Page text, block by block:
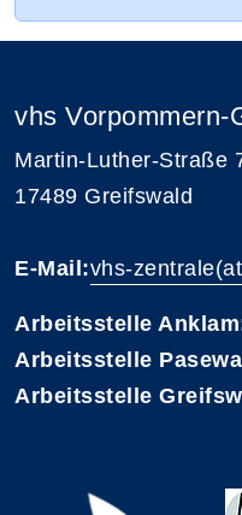
vhs Vorpommern-
Martin-Luther-Straße
17489 Greifswald
E-Mail:vhs-
Arbeitsstelle
Arbeitsstelle
Arbeitsstelle